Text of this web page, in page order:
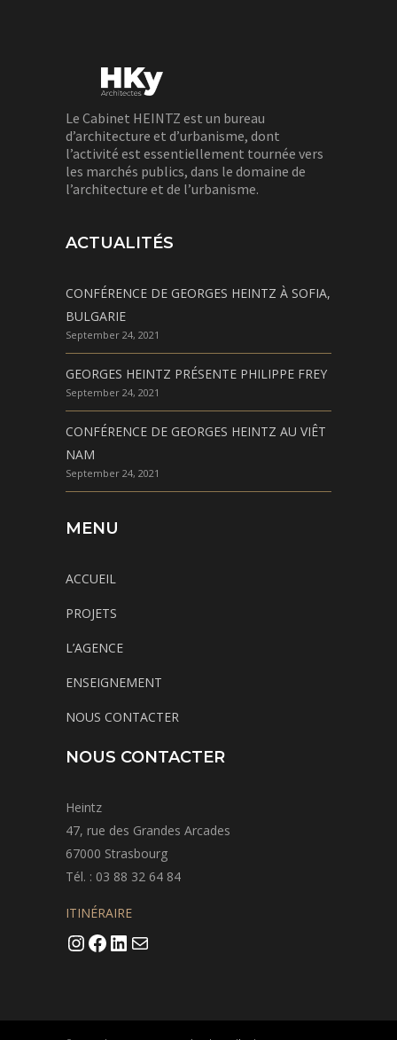
Le Cabinet HEINTZ est un bureau
d’architecture et d’urbanisme, dont
l’activité est essentiellement tournée vers
les marchés publics, dans le domaine de
l’architecture et de l’urbanisme.
ACTUALITÉS
CONFÉRENCE DE GEORGES HEINTZ À SOFIA,
BULGARIE
September 24, 2021
GEORGES HEINTZ PRÉSENTE PHILIPPE FREY
September 24, 2021
CONFÉRENCE DE GEORGES HEINTZ AU VIÊT
NAM
September 24, 2021
MENU
ACCUEIL
PROJETS
L’AGENCE
ENSEIGNEMENT
NOUS CONTACTER
NOUS CONTACTER
Heintz
47, rue des Grandes Arcades
67000 Strasbourg
Tél. : 03 88 32 64 84
ITINÉRAIRE
Instagram
Facebook
LinkedIn
Mail